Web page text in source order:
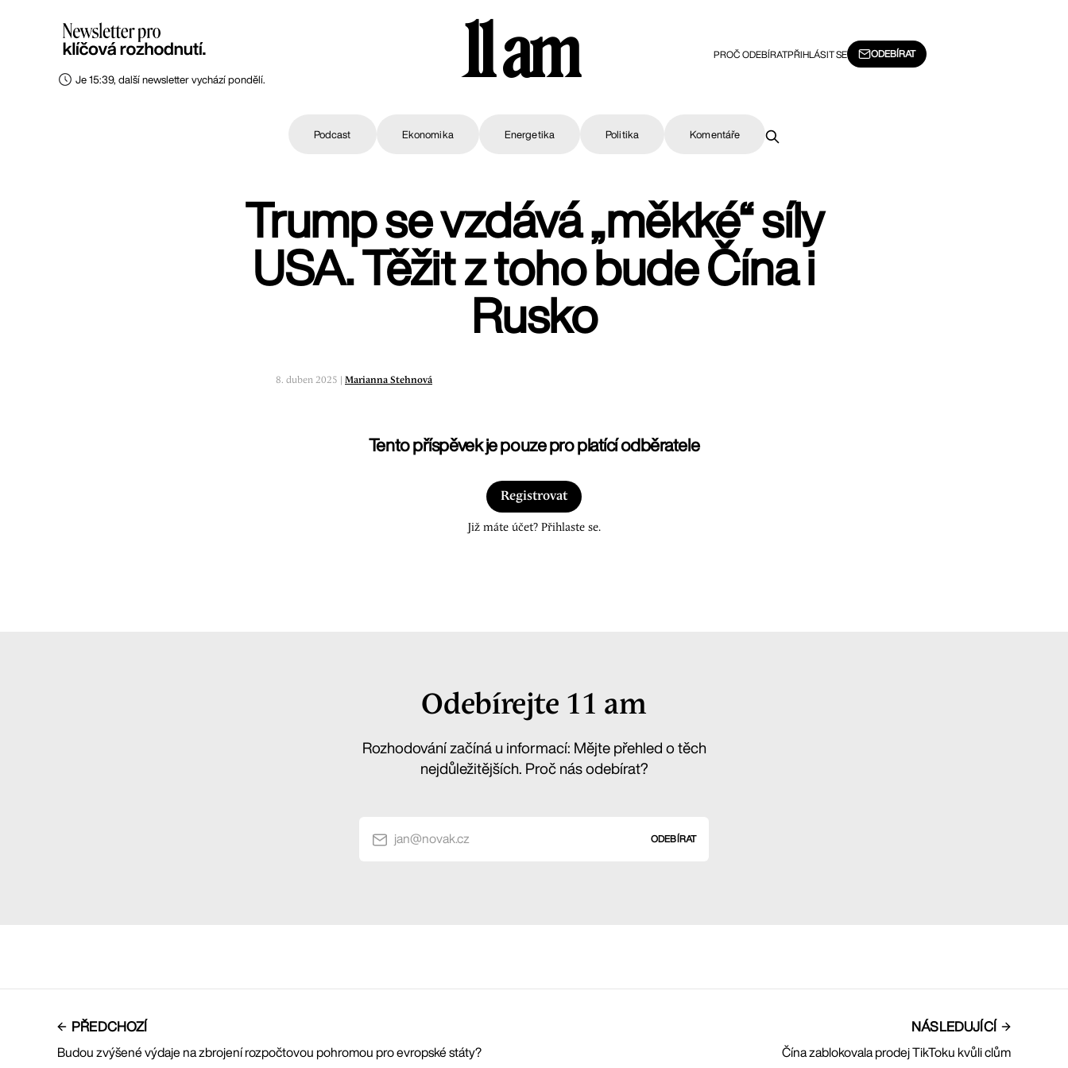
Je 15:39, další newsletter vychází pondělí. 11 am PROČ ODEBÍRATPŘIHLÁSIT SE ODEBÍRAT
Podcast Ekonomika Energetika Politika Komentáře
Trump se vzdává „měkké“ síly
USA. Těžit z toho bude Čína i
Rusko
8. duben 2025 | Marianna Stehnová
Tento příspěvek je pouze pro platící odběratele
Registrovat
Již máte účet? Přihlaste se.
Odebírejte 11 am
Rozhodování začíná u informací: Mějte přehled o těch
nejdůležitějších. Proč nás odebírat?
jan@novak.cz ODEBÍRAT
PŘEDCHOZÍ
Budou zvýšené výdaje na zbrojení rozpočtovou pohromou pro evropské státy?
NÁSLEDUJÍCÍ
Čína zablokovala prodej TikToku kvůli clům